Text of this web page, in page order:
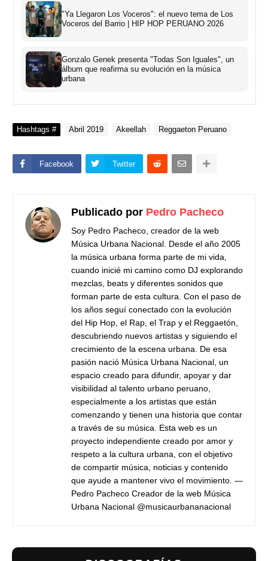
"Ya Llegaron Los Voceros": el nuevo tema de Los
Voceros del Barrio | HIP HOP PERUANO 2026
Gonzalo Genek presenta "Todas Son Iguales", un
álbum que reafirma su evolución en la música
urbana
Hashtags # Abril 2019 Akeellah Reggaeton Peruano
Facebook Twitter
Publicado por Pedro Pacheco
Soy Pedro Pacheco, creador de la web
Música Urbana Nacional. Desde el año 2005
la música urbana forma parte de mi vida,
cuando inicié mi camino como DJ explorando
mezclas, beats y diferentes sonidos que
forman parte de esta cultura. Con el paso de
los años seguí conectado con la evolución
del Hip Hop, el Rap, el Trap y el Reggaetón,
descubriendo nuevos artistas y siguiendo el
crecimiento de la escena urbana. De esa
pasión nació Música Urbana Nacional, un
espacio creado para difundir, apoyar y dar
visibilidad al talento urbano peruano,
especialmente a los artistas que están
comenzando y tienen una historia que contar
a través de su música. Esta web es un
proyecto independiente creado por amor y
respeto a la cultura urbana, con el objetivo
de compartir música, noticias y contenido
que ayude a mantener vivo el movimiento. —
Pedro Pacheco Creador de la web Música
Urbana Nacional @musicaurbananacional